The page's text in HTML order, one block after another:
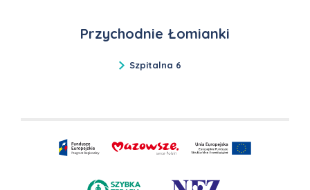
Przychodnie Łomianki
Szpitalna 6